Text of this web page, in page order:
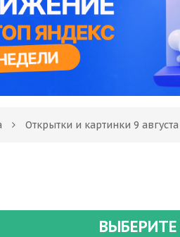
Открытки и картинки 9